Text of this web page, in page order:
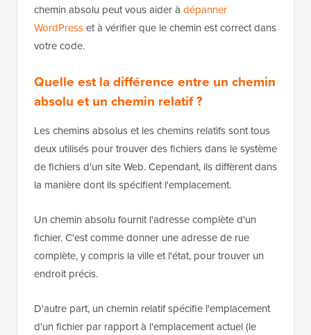
chemin absolu peut vous aider à dépanner
WordPresset à vérifier que le chemin est correct dans
votre code.
Quelle est la différence entre un chemin
absolu et un chemin relatif ?
Les chemins absolus et les chemins relatifs sont tous
deux utilisés pour trouver des fichiers dans le système
de fichiers d'un site Web. Cependant, ils diffèrent dans
la manière dont ils spécifient l'emplacement.
Un chemin absolu fournit l'adresse complète d'un
fichier. C'est comme donner une adresse de rue
complète, y compris la ville et l'état, pour trouver un
endroit précis.
D'autre part, un chemin relatif spécifie l'emplacement
d'un fichier par rapport à l'emplacement actuel (le